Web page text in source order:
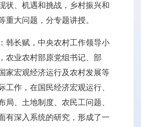
状、机遇和挑战，乡村振兴和
重大问题，分专题讲授。
韩长赋，中央农村工作领导小
农业农村部原党组书记、部
家宏观经济运行及农村发展等
工作，在国民经济宏观运行、
局、土地制度、农民工问题、
有深入系统的研究，形成了一